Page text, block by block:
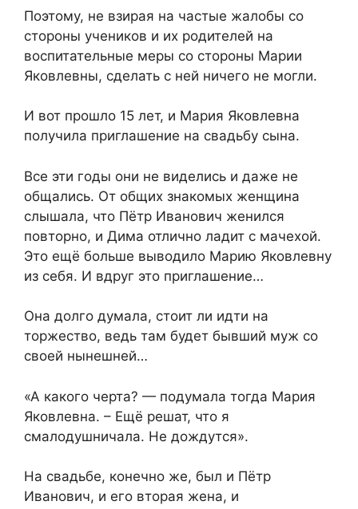
Поэтому, не взирая на частые жалобы со
стороны учеников и их родителей на
воспитательные меры со стороны Марии
Яковлевны, сделать с ней ничего не могли.
И вот прошло 15 лет, и Мария Яковлевна
получила приглашение на свадьбу сына.
Все эти годы они не виделись и даже не
общались. От общих знакомых женщина
слышала, что Пётр Иванович женился
повторно, и Дима отлично ладит с мачехой.
Это ещё больше выводило Марию Яковлевну
из себя. И вдруг это приглашение…
Она долго думала, стоит ли идти на
торжество, ведь там будет бывший муж со
своей нынешней…
«А какого черта? — подумала тогда Мария
Яковлевна. – Ещё решат, что я
смалодушничала. Не дождутся».
На свадьбе, конечно же, был и Пётр
Иванович, и его вторая жена, и